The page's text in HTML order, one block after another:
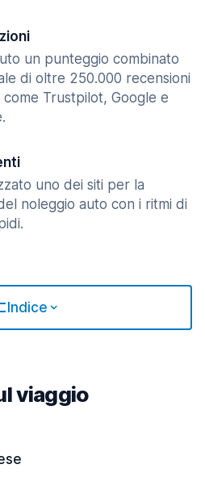
un punteggio combinato
di oltre 250.000 recensioni
Trustpilot, Google e
uno dei siti per la
noleggio auto con i ritmi di
Indice
viaggio